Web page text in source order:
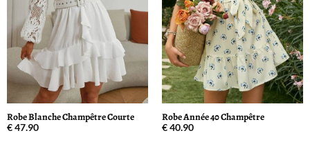
Robe Blanche Champêtre Courte
€47.90
Robe Année 40 Champêtre
€40.90